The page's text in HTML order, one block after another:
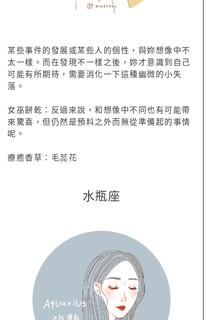
某些事件的發展或某些人的個性，與妳想像中不
太一樣。而在發現不一樣之後，妳才意識到自己
可能有所期待，需要消化一下這種幽微的小失
落。
女巫餅乾：反過來說，和想像中不同也有可能帶
來驚喜，但仍然是預料之外而無從準備起的事情
呢。
療癒香草：毛蕊花
水瓶座